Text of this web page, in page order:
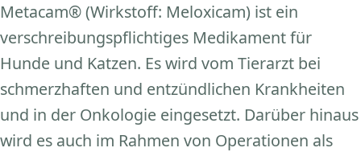
Metacam® (Wirkstoff: Meloxicam) ist ein
verschreibungspflichtiges Medikament für
Hunde und Katzen. Es wird vom Tierarzt bei
schmerzhaften und entzündlichen Krankheiten
und in der Onkologie eingesetzt. Darüber hinaus
wird es auch im Rahmen von Operationen als